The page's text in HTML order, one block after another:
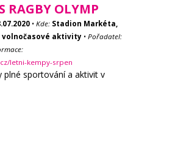
RAGBY OLYMP
• Kde: Stadion Markéta,
volnočasové aktivity • Pořadatel:
letni-kempy-srpen
plné sportování a aktivit v